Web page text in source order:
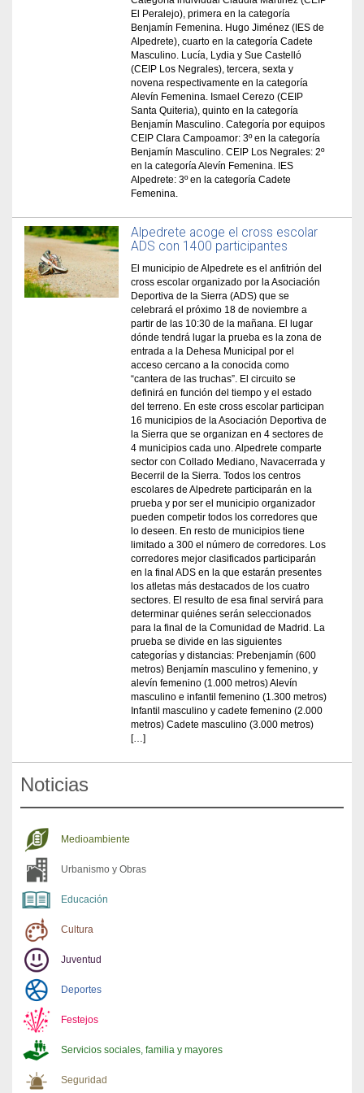
El Peralejo), primera en la categoría
Benjamín Femenina. Hugo Jiménez (IES de
Alpedrete), cuarto en la categoría Cadete
Masculino. Lucía, Lydia y Sue Castelló
(CEIP Los Negrales), tercera, sexta y
novena respectivamente en la categoría
Alevín Femenina. Ismael Cerezo (CEIP
Santa Quiteria), quinto en la categoría
Benjamín Masculino. Categoría por equipos
CEIP Clara Campoamor: 3º en la categoría
Benjamín Masculino. CEIP Los Negrales: 2º
en la categoría Alevín Femenina. IES
Alpedrete: 3º en la categoría Cadete
Femenina.
Alpedrete acoge el cross escolar
ADS con 1400 participantes
El municipio de Alpedrete es el anfitrión del
cross escolar organizado por la Asociación
Deportiva de la Sierra (ADS) que se
celebrará el próximo 18 de noviembre a
partir de las 10:30 de la mañana. El lugar
dónde tendrá lugar la prueba es la zona de
entrada a la Dehesa Municipal por el
acceso cercano a la conocida como
“cantera de las truchas”. El circuito se
definirá en función del tiempo y el estado
del terreno. En este cross escolar participan
16 municipios de la Asociación Deportiva de
la Sierra que se organizan en 4 sectores de
4 municipios cada uno. Alpedrete comparte
sector con Collado Mediano, Navacerrada y
Becerril de la Sierra. Todos los centros
escolares de Alpedrete participarán en la
prueba y por ser el municipio organizador
pueden competir todos los corredores que
lo deseen. En resto de municipios tiene
limitado a 300 el número de corredores. Los
corredores mejor clasificados participarán
en la final ADS en la que estarán presentes
los atletas más destacados de los cuatro
sectores. El resulto de esa final servirá para
determinar quiénes serán seleccionados
para la final de la Comunidad de Madrid. La
prueba se divide en las siguientes
categorías y distancias: Prebenjamín (600
metros) Benjamín masculino y femenino, y
alevín femenino (1.000 metros) Alevín
masculino e infantil femenino (1.300 metros)
Infantil masculino y cadete femenino (2.000
metros) Cadete masculino (3.000 metros)
[…]
Noticias
Medioambiente
Urbanismo y Obras
Educación
Cultura
Juventud
Deportes
Festejos
Servicios sociales, familia y mayores
Seguridad